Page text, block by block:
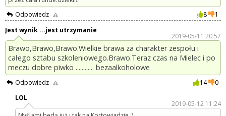
Odpowiedz
8
1
Jest wynik ...jest utrzymanie
2019-05-11 20:57
Brawo,Brawo,Brawo.Wielkie brawa za charakter zespołu i
całego sztabu szkoleniowego.Brawo.Teraz czas na Mielec i po
meczu dobre piwko ............ bezaalkoholowe
Odpowiedz 14
0
LOL
2019-05-12 11:24